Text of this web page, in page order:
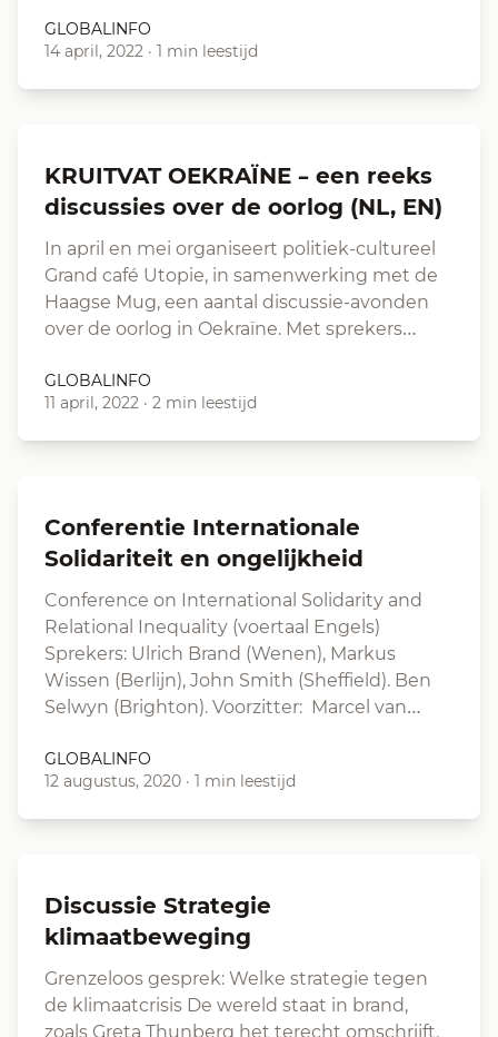
GLOBALINFO
14 april, 2022 · 1 min leestijd
KRUITVAT OEKRAÏNE – een reeks
discussies over de oorlog (NL, EN)
In april en mei organiseert politiek-cultureel
Grand café Utopie, in samenwerking met de
Haagse Mug, een aantal discussie-avonden
over de oorlog in Oekraïne. Met sprekers…
GLOBALINFO
11 april, 2022 · 2 min leestijd
Conferentie Internationale
Solidariteit en ongelijkheid
Conference on International Solidarity and
Relational Inequality (voertaal Engels)
Sprekers: Ulrich Brand (Wenen), Markus
Wissen (Berlijn), John Smith (Sheffield). Ben
Selwyn (Brighton). Voorzitter: Marcel van…
GLOBALINFO
12 augustus, 2020 · 1 min leestijd
Discussie Strategie
klimaatbeweging
Grenzeloos gesprek: Welke strategie tegen
de klimaatcrisis De wereld staat in brand,
zoals Greta Thunberg het terecht omschrijft.